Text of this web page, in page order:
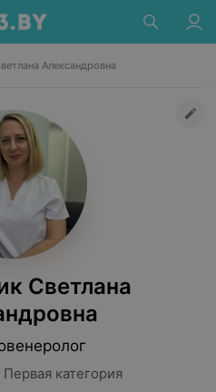
Александровна
Светлана
категория